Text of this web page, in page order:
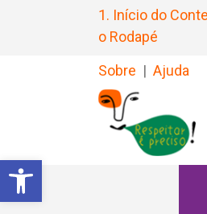
Barra de
1. Início do
o Rodapé
Sobre | Ajuda